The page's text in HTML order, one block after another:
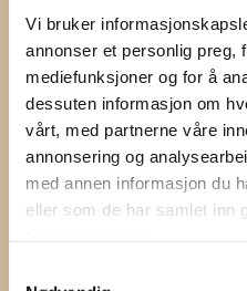
Vi bruker
annonser et personlig preg,
mediefunksjoner og for å
dessuten informasjon om
vårt, med partnerne våre
annonsering og
med annen informasjon du
eller som de har samlet inn